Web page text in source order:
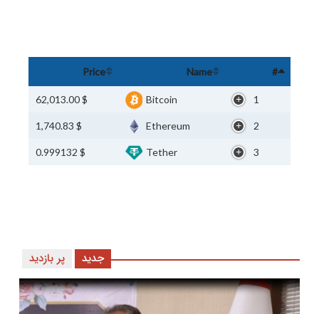
#
Name
Price
1
Bitcoin
$ 62,013.00
2
Ethereum
$ 1,740.83
3
Tether
$ 0.999132
پر بازدید جدید